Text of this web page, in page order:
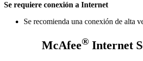
Se requiere conexión a Internet
Se recomienda una conexión de alta
McAfee® Internet